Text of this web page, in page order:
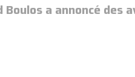
a annoncé des